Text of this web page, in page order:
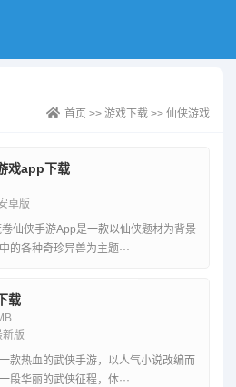
首页 >> 游戏下载 >> 仙侠游戏
戏app下载
卓版
仙侠手游App是一款以仙侠题材为背景
的各种奇珍异兽为主题···
载
版
款热血的武侠手游，以人气小说改编而
段华丽的武侠征程，体···